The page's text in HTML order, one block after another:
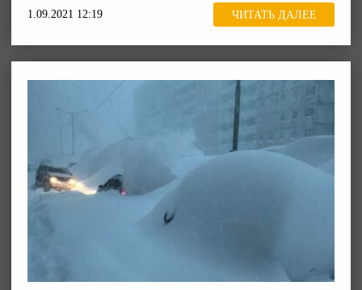
1.09.2021 12:19 ЧИТАТЬ ДАЛЕЕ